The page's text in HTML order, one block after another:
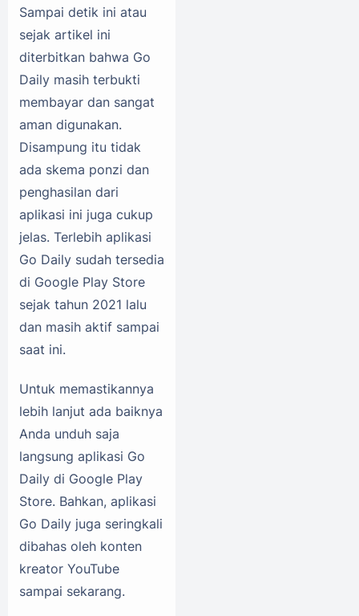
Sampai detik ini atau
sejak artikel ini
diterbitkan bahwa Go
Daily masih terbukti
membayar dan sangat
aman digunakan.
Disampung itu tidak
ada skema ponzi dan
penghasilan dari
aplikasi ini juga cukup
jelas. Terlebih aplikasi
Go Daily sudah tersedia
di Google Play Store
sejak tahun 2021 lalu
dan masih aktif sampai
saat ini.
Untuk memastikannya
lebih lanjut ada baiknya
Anda unduh saja
langsung aplikasi Go
Daily di Google Play
Store. Bahkan, aplikasi
Go Daily juga seringkali
dibahas oleh konten
kreator YouTube
sampai sekarang.